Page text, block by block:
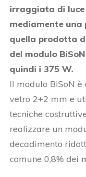
irraggiata di
mediamente una
quella prodotta
del modulo
quindi i 375 W.
Il modulo BiSoN
vetro 2+2 mm e
tecniche
realizzare un
decadimento
comune 0,8% dei